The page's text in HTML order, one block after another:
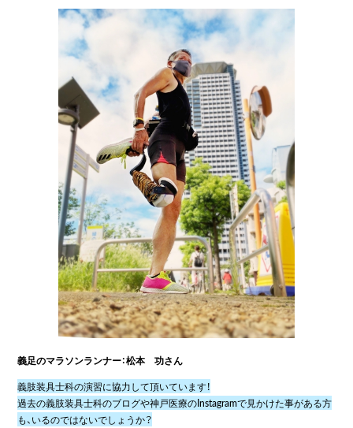
義足のマラソンランナー：松本 功さん
義肢装具士科の演習に協力して頂いています！
過去の義肢装具士科のブログや神戸医療のInstagramで見かけた事がある方
も、いるのではないでしょうか？